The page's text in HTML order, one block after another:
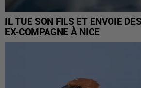
IL TUE SON FILS ET ENVOIE
EX-COMPAGNE À NICE